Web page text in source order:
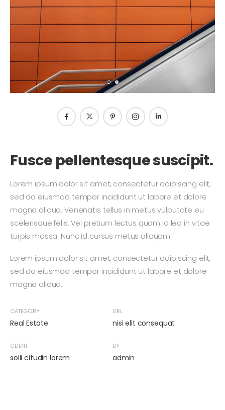
Fusce pellentesque suscipit.
Lorem ipsum dolor sit amet, consectetur adipiscing elit,
sed do eiusmod tempor incididunt ut labore et dolore
magna aliqua. Venenatis tellus in metus vulputate eu
scelerisque felis. Vel pretium lectus quam id leo in vitae
turpis massa. Nunc id cursus metus aliquam.
Lorem ipsum dolor sit amet, consectetur adipiscing elit,
sed do eiusmod tempor incididunt ut labore et dolore
magna aliqua.
CATEGORY
Real Estate
URL
nisi elit consequat
CLIENT
solli citudin lorem
BY
admin